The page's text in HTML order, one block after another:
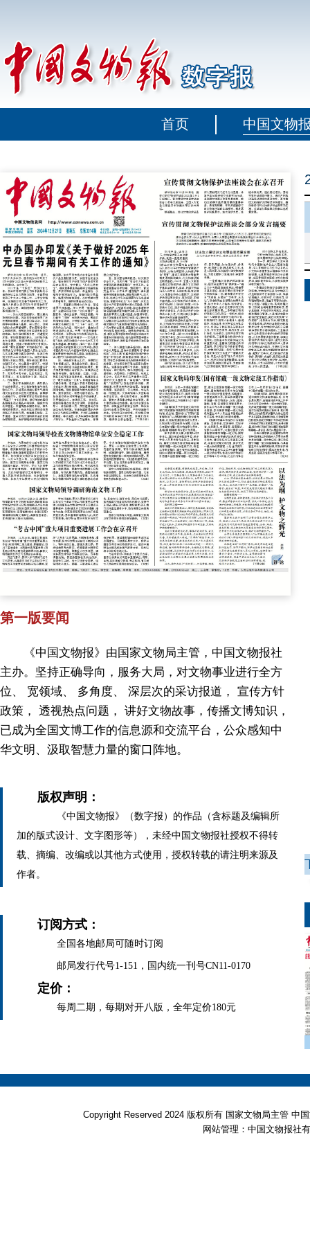
首页 中国文物
第一版要闻
《中国文物报》由国家文物局主管，中国文物报社
主办。坚持正确导向，服务大局，对文物事业进行全方
位、 宽领域、 多角度、 深层次的采访报道， 宣传方针
政策， 透视热点问题， 讲好文物故事，传播文博知识，
已成为全国文博工作的信息源和交流平台，公众感知中
华文明、汲取智慧力量的窗口阵地。
版权声明：
《中国文物报》（数字报）的作品（含标题及编辑所
加的版式设计、文字图形等），未经中国文物报社授权不得转
载、摘编、改编或以其他方式使用，授权转载的请注明来源及
作者。
订阅方式：
全国各地邮局可随时订阅
邮局发行代号1-151，国内统一刊号CN11-0170
定价：
每周二期，每期对开八版，全年定价180元
Copyright Reserved 2024 版权所有 国家文物局主管
网站管理：中国文物报社